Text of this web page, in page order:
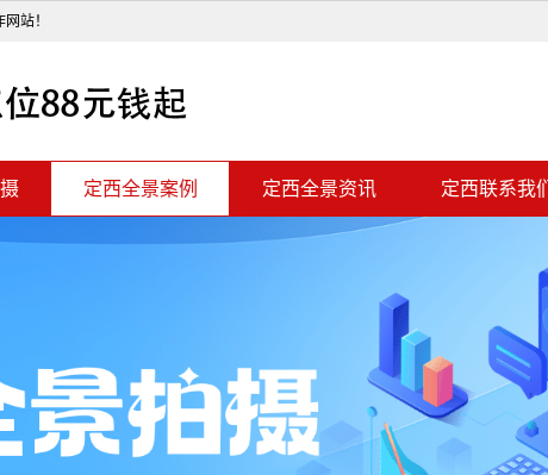
站！
定西全景案例 定西全景资讯 定西联系我们